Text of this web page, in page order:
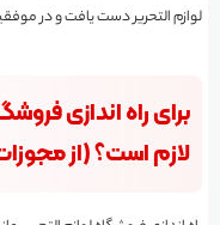
لوازم التحریر دست یافت و در
برای راه اندازی
لازم است؟ (از